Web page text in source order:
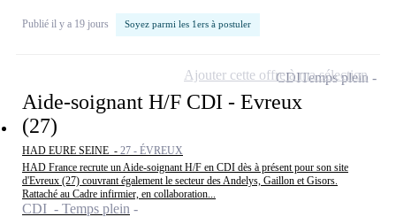
Publié il y a 19 jours Soyez parmi les 1ers à postuler
Aide-soignant H/F CDI - Evreux
(27)
HAD EURE SEINE - 27 - ÉVREUX
HAD France recrute un Aide-soignant H/F en CDI dès à présent pour son site
d'Evreux (27) couvrant également le secteur des Andelys, Gaillon et Gisors.
Rattaché au Cadre infirmier, en collaboration...
CDI - Temps plein
CDITemps plein
Ajouter cette offre à ma sélection